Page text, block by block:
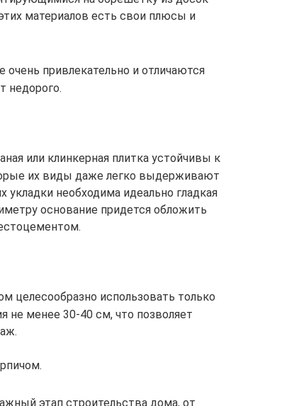
материалов есть свои плюсы и
привлекательно и отличаются
недорого.
или клинкерная плитка устойчивы к
их виды даже легко выдерживают
необходима идеально гладкая
основание придется обложить
целесообразно использовать только
не менее 30-40 см, что позволяет
этап строительства дома, от